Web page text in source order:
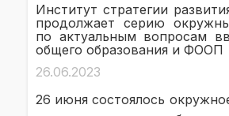
Институт стратегии
продолжает серию
по актуальным вопросам
общего образования и ФООП
26.06.2023
26 июня состоялось